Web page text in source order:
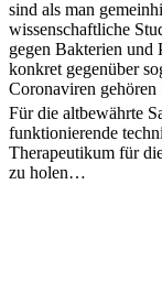
sind als man
wissenschaftliche
gegen Bakterien und
konkret gegenüber
Coronaviren gehören
Für die altbewährte
funktionierende
Therapeutikum für
zu holen…